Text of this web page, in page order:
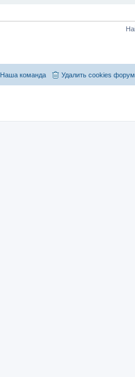
Удалить cookies
Наша команда